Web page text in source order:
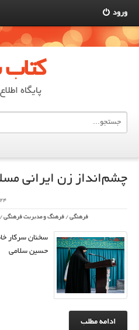
ورود
کتاب
پایگاه
چشم‌انداز زن ایرانی
فرهنگی / فرهنگ و مدیریت فرهنگی
سخنان سرکار
حسین سلامی
ادامه مطلب